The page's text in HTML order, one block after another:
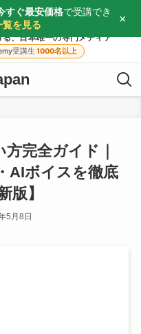
、日本唯一の専門メディア
受講生 1000名以上
完全ガイド｜
AIボイスを徹底
版】
5月8日
すぐ最安価格で受講でき
覧を見る ×